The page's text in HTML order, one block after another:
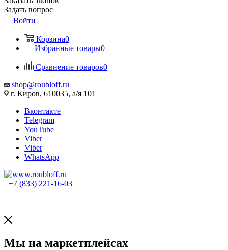
Задать вопрос
Войти
Корзина0
Избранные товары0
Сравнение товаров0
shop@roubloff.ru
г. Киров, 610035, а/я 101
Вконтакте
Telegram
YouTube
Viber
Viber
WhatsApp
+7 (833) 221-16-03
Мы на маркетплейсах